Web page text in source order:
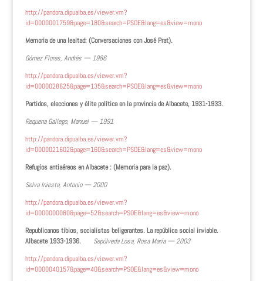
http://pandora.dipualba.es/viewer.vm?
id=0000001759&page=180&search=PSOE&lang=es&view=mono
Memoria de una lealtad: (Conversaciones con José Prat).
Gómez Flores, Andrés — 1986
http://pandora.dipualba.es/viewer.vm?
id=0000028625&page=135&search=PSOE&lang=es&view=mono
Partidos, elecciones y élite política en la provincia de Albacete, 1931-1933.
Requena Gallego, Manuel — 1991
http://pandora.dipualba.es/viewer.vm?
id=0000021602&page=160&search=PSOE&lang=es&view=mono
Refugios antiaéreos en Albacete : (Memoria para la paz).
Selva Iniesta, Antonio — 2000
http://pandora.dipualba.es/viewer.vm?
id=0000000080&page=52&search=PSOE&lang=es&view=mono
Republicanos tibios, socialistas beligerantes. La república social inviable.
Albacete 1933-1936. Sepúlveda Losa, Rosa María — 2003
http://pandora.dipualba.es/viewer.vm?
id=0000040157&page=40&search=PSOE&lang=es&view=mono